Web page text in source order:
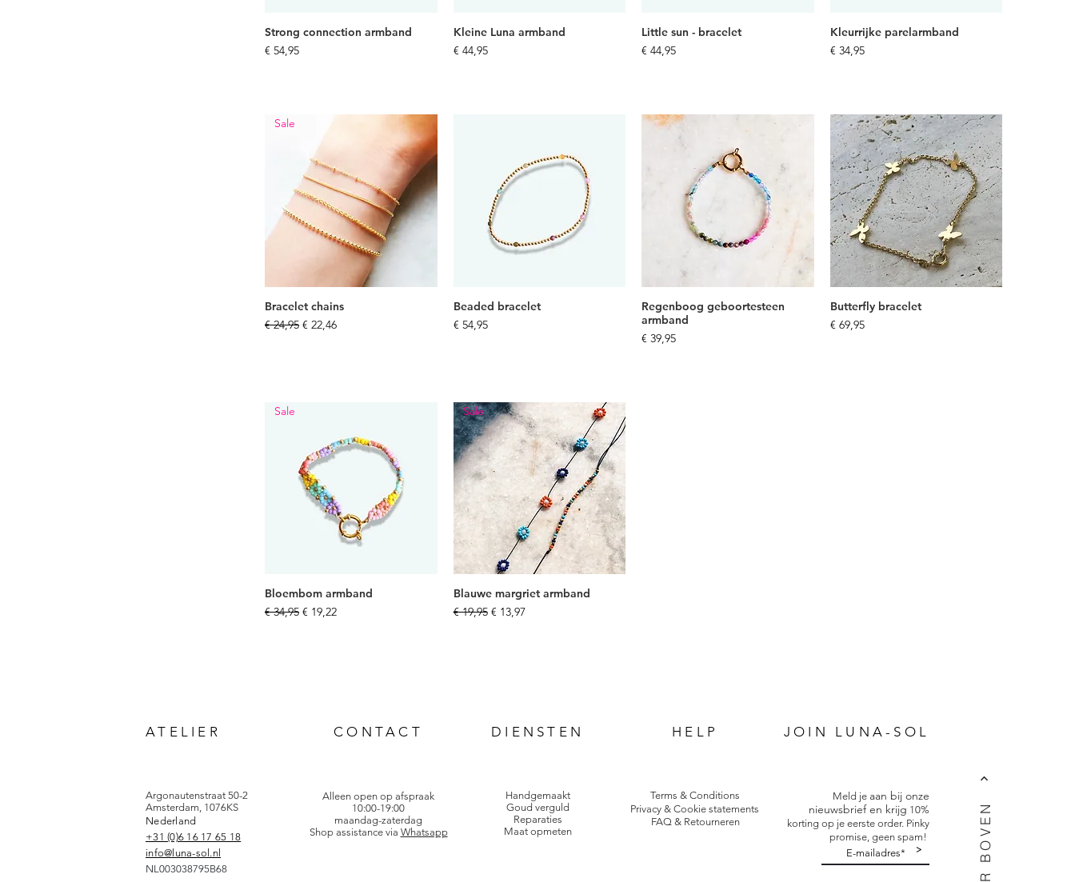
Strong connection armband
Prijs
€ 54,95
Kleine Luna armband
Prijs
€ 44,95
Little sun - bracelet
Prijs
€ 44,95
Kleurrijke parelarmband
Prijs
€ 34,95
Sale
Bracelet chains
Normale prijs
€ 24,95 Verkoopprijs
€ 22,46
Beaded bracelet
Prijs
€ 54,95
Regenboog geboortesteen
armband
Prijs
€ 39,95
Butterfly bracelet
Prijs
€ 69,95
Sale
Bloembom armband
Normale prijs
€ 34,95 Verkoopprijs
€ 19,22
Sale
Blauwe margriet armband
Normale prijs
€ 19,95 Verkoopprijs
€ 13,97
>
ATELIER CONTACT DIENSTEN HELP JOIN LUNA-SOL
Argonautenstraat 50-2
Amsterdam, 1076KS
Nederland
+31 (0)6 16 17 65 18
info@luna-sol.nl
NL003038795B68
Alleen open op afspraak
10:00-19:00
maandag-zaterdag
Shop assistance via Whatsapp
Terms & Conditions
FAQ & Retourneren
Handgemaakt
Goud verguld
Reparaties
Maat opmeten
Privacy & Cookie statements
Meld je aan bij onze
nieuwsbrief en krijg 10%
korting op je eerste order. Pinky
promise, geen spam!